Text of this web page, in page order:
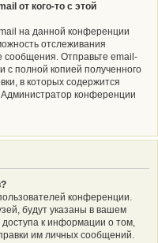
от кого-то с этой
на данной конференции
отслеживания
Отправьте email-
полной копией полученного
в которых содержится
конференции
конференции.
будут указаны в вашем
к информации о том,
им личных сообщений.